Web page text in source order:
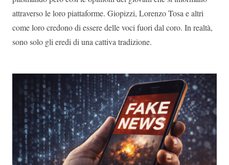
attraverso le loro piattaforme. Giopizzi, Lorenzo Tosa e altri
come loro credono di essere delle voci fuori dal coro. In realtà,
sono solo gli eredi di una cattiva tradizione.